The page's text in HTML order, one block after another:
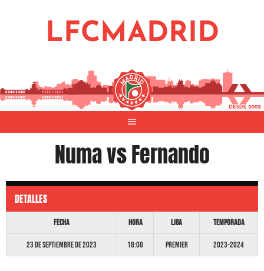
LFCMADRID
Numa vs Fernando
DETALLES
Fecha Hora Liga Temporada
23 de septiembre de 2023 18:00 Premier 2023-2024